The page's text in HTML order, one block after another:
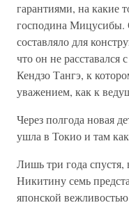
гарантиями, на какие
господина Мицусибы.
составляло для
что он не расставался
Кендзо Тангэ, к
уважением, как к
Через полгода новая
ушла в Токио и там
Лишь три года спустя,
Никитину семь
японской